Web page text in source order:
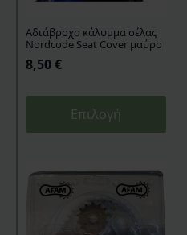
Aδιάβροχο κάλυμμα σέλας
Nordcode Seat Cover μαύρο
8,50€
Επιλογή
πολλαπλές
παραλλαγές.